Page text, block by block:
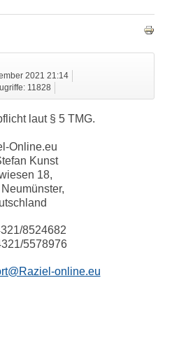
2021 21:14
11828
laut § 5 TMG.
Online.eu
Kunst
18,
8524682
5578976
online.eu